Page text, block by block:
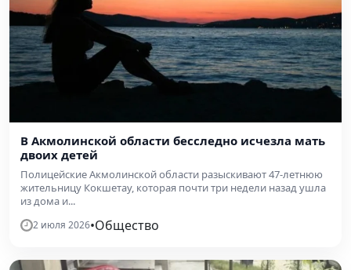
В Акмолинской области бесследно исчезла мать
двоих детей
Полицейские Акмолинской области разыскивают 47-летнюю
жительницу Кокшетау, которая почти три недели назад ушла
из дома и...
2 июля 2026•Общество